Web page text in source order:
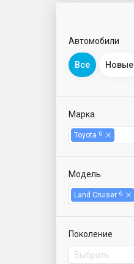
Автомобили
Все Новые
Марка
Toyota 6
Модель
Land Cruiser 6
Поколение
Выбрать